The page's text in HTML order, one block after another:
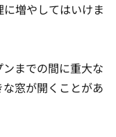
増やしてはいけま
までの間に重大な
窓が開くことがあ